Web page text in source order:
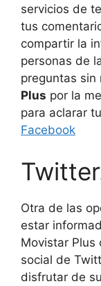
servicios de
tus
compartir la
personas de
preguntas sin
Plus por la
para aclarar
Facebook
Otra de las
estar
Movistar Plus
social de
disfrutar de